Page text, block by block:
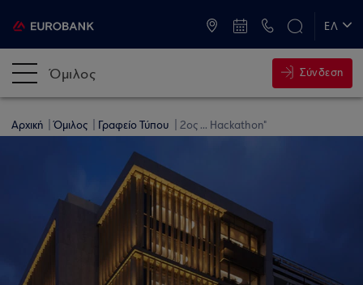
ΕΛ
Όμιλος Σύνδεση
Αρχική Όμιλος Γραφείο Τύπου 2ος ... Hackathon"